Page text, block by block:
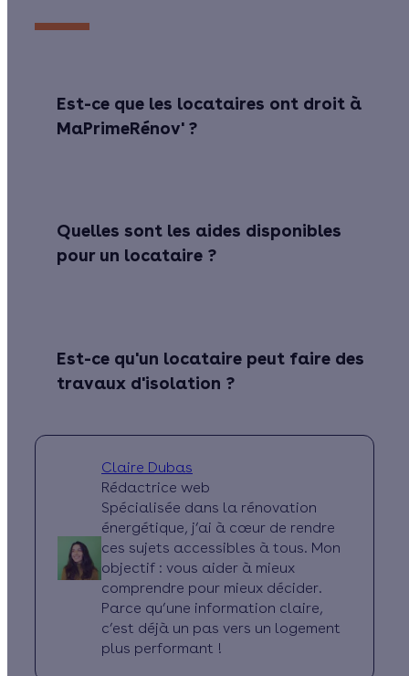
Est-ce que les locataires ont droit à
MaPrimeRénov' ?
Quelles sont les aides disponibles
pour un locataire ?
Est-ce qu'un locataire peut faire des
travaux d'isolation ?
Claire Dubas
Rédactrice web
Spécialisée dans la rénovation
énergétique, j’ai à cœur de rendre
ces sujets accessibles à tous. Mon
objectif : vous aider à mieux
comprendre pour mieux décider.
Parce qu’une information claire,
c’est déjà un pas vers un logement
plus performant !